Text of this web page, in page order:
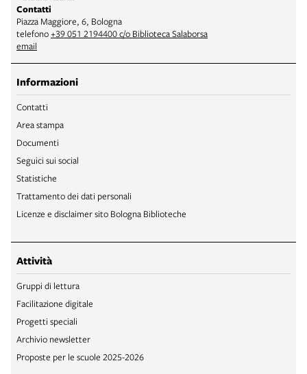
Contatti
Piazza Maggiore, 6, Bologna
telefono+39 051 2194400 c/o Biblioteca Salaborsa
email
Informazioni
Contatti
Area stampa
Documenti
Seguici sui social
Statistiche
Trattamento dei dati personali
Licenze e disclaimer sito Bologna Biblioteche
Attività
Gruppi di lettura
Facilitazione digitale
Progetti speciali
Archivio newsletter
Proposte per le scuole 2025-2026